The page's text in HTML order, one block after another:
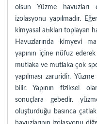
olsun Yüzme havuzları
izolasyonu yapılmadır.
kimyasal atıkları toplayan
Havuzlarında kimyevi
yapının içine nüfuz
mutlaka ve mutlaka çok
yapılması zaruridir.
bilir. Yapının fiziksel
sonuçlara gebedir.
oluşturduğu basınca